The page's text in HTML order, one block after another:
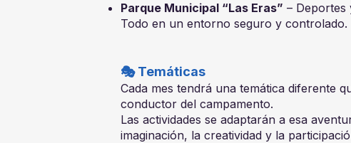
Parque Municipal “Las Eras” – Deportes
Todo en un entorno seguro y controlado.
🎭 Temáticas
Cada mes tendrá una temática diferente
conductor del campamento.
Las actividades se adaptarán a esa
imaginación, la creatividad y la